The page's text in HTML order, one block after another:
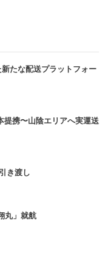
たな配送プラットフォー
携〜山陰エリアへ実運送
き渡し
丸」就航